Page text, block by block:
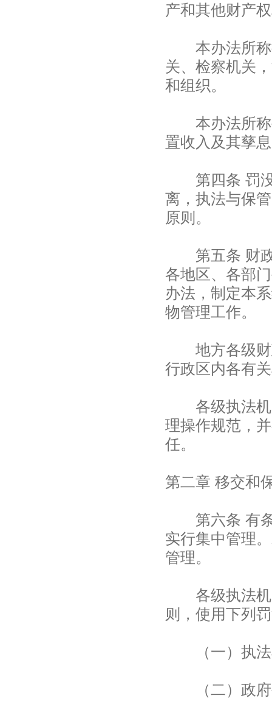
产和其他财产
本办法所称
关、检察机关
和组织。
本办法所称
置收入及其孳
第四条 罚没
离，执法与保
原则。
第五条 财政
各地区、各部
办法，制定本
物管理工作。
地方各级财
行政区内各有
各级执法机
理操作规范，
任。
第二章 移交和
第六条 有条
实行集中管理
管理。
各级执法机
则，使用下列
（一）执法
（二）政府